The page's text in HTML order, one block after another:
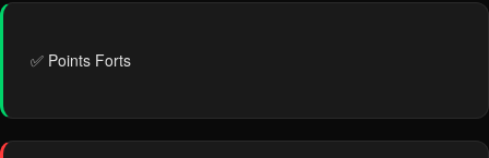
✅ Points Forts